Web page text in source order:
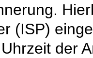
(ISP)
der